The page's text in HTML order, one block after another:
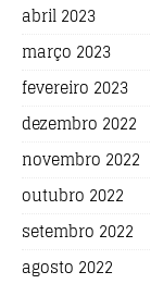
abril 2023
março 2023
fevereiro 2023
dezembro 2022
novembro 2022
outubro 2022
setembro 2022
agosto 2022